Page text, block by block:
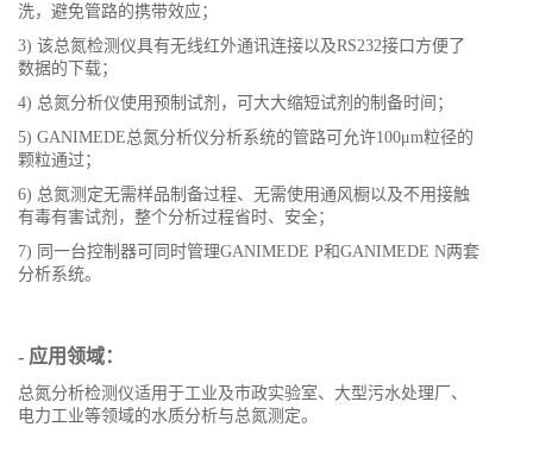
洗，避免管路的携带效应；
3) 该总氮检测仪具有无线红外通讯连接以及RS232接口方便了
数据的下载；
4) 总氮分析仪使用预制试剂，可大大缩短试剂的制备时间；
5) GANIMEDE总氮分析仪分析系统的管路可允许100μm粒径的
颗粒通过；
6) 总氮测定无需样品制备过程、无需使用通风橱以及不用接触
有毒有害试剂，整个分析过程省时、安全；
7) 同一台控制器可同时管理GANIMEDE P和GANIMEDE N两套
分析系统。
- 应用领域：
总氮分析检测仪适用于工业及市政实验室、大型污水处理厂、
电力工业等领域的水质分析与总氮测定。